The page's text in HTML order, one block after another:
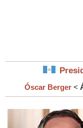
Óscar Berger <